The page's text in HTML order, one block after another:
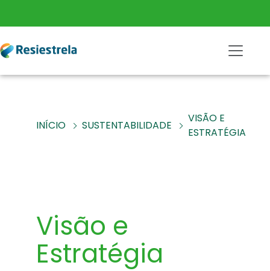
INÍCIO SUSTENTABILIDADE
VISÃO E
ESTRATÉGIA
Visão e
Estratégia